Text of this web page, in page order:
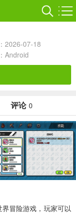
2026-07-18
Android
评论 0
冒险游戏，玩家可以